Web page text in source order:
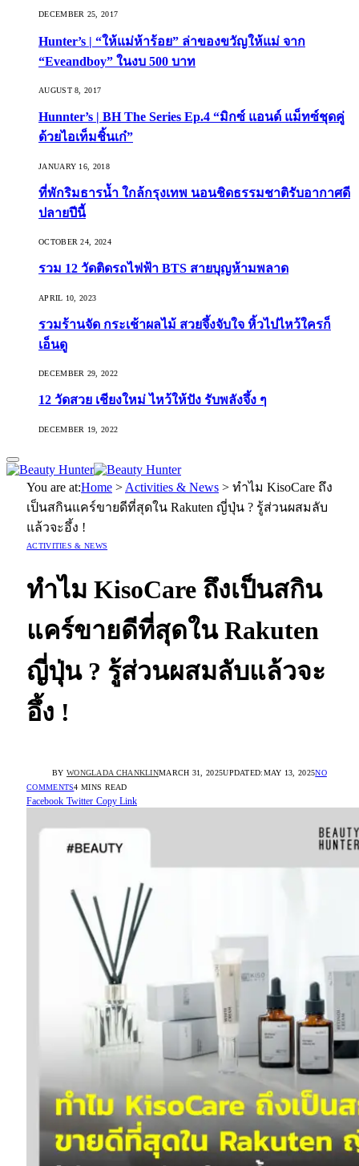
DECEMBER 25, 2017
Hunter’s | “ให้แม่ห้าร้อย” ล่าของขวัญให้แม่ จาก
“Eveandboy” ในงบ 500 บาท
AUGUST 8, 2017
Hunnter’s | BH The Series Ep.4 “มิกซ์ แอนด์ แม็ทซ์ชุดคู่
ด้วยไอเท็มชิ้นเก๋”
JANUARY 16, 2018
ที่พักริมธารน้ำ ใกล้กรุงเทพ นอนชิดธรรมชาติรับอากาศดี
ปลายปีนี้
OCTOBER 24, 2024
รวม 12 วัดติดรถไฟฟ้า BTS สายบุญห้ามพลาด
APRIL 10, 2023
รวมร้านจัด กระเช้าผลไม้ สวยจึ้งจับใจ หิ้วไปไหว้ใครก็
เอ็นดู
DECEMBER 29, 2022
12 วัดสวย เชียงใหม่ ไหว้ให้ปัง รับพลังจึ้ง ๆ
DECEMBER 19, 2022
You are at:Home > Activities & News > ทำไม KisoCare ถึง
เป็นสกินแคร์ขายดีที่สุดใน Rakuten ญี่ปุ่น ? รู้ส่วนผสมลับ
แล้วจะอึ้ง !
ACTIVITIES & NEWS
ทำไม KisoCare ถึงเป็นสกิน
แคร์ขายดีที่สุดใน Rakuten
ญี่ปุ่น ? รู้ส่วนผสมลับแล้วจะ
อึ้ง !
BY WONGLADA CHANKLINMARCH 31, 2025UPDATED:MAY 13, 2025NO
COMMENTS4 MINS READ
Facebook Twitter Copy Link